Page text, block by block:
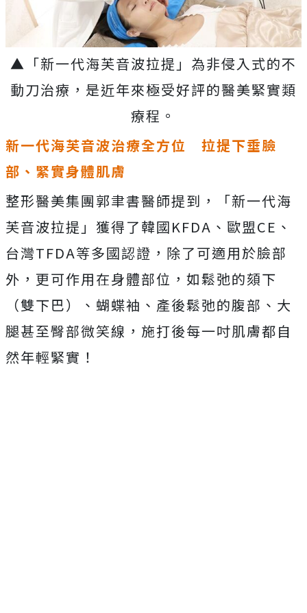
▲「新一代海芙音波拉提」為非侵入式的不
動刀治療，是近年來極受好評的醫美緊實類
療程。
新一代海芙音波治療全方位 拉提下垂臉
部、緊實身體肌膚
整形醫美集團郭聿書醫師提到，「新一代海
芙音波拉提」獲得了韓國KFDA、歐盟CE、
台灣TFDA等多國認證，除了可適用於臉部
外，更可作用在身體部位，如鬆弛的頦下
（雙下巴）、蝴蝶袖、產後鬆弛的腹部、大
腿甚至臀部微笑線，施打後每一吋肌膚都自
然年輕緊實！